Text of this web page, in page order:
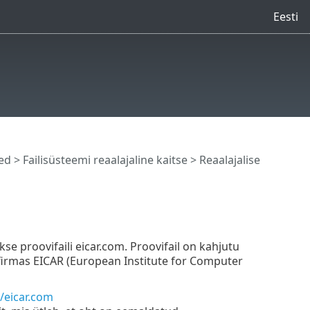
Eesti
> Failisüsteemi reaalajaline kaitse> Reaalajalise
proovifaili eicar.com. Proovifail on kahjutu
EICAR (European Institute for Computer